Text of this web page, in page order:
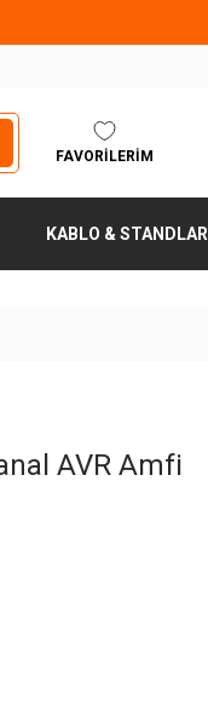
FAVORILERIM
KABLO & STANDLAR
AVR Amfi